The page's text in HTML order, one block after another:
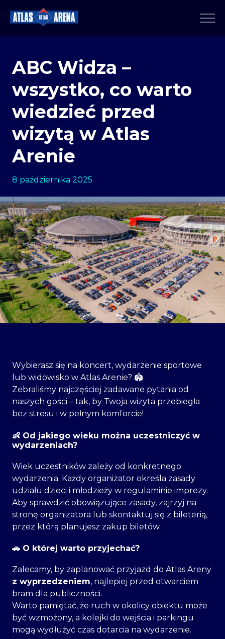
ABC Widza –
wszystko, co warto
wiedzieć przed
wizytą w Atlas
Arenie
8 października 2025
Wybierasz się na koncert, wydarzenie sportowe
lub widowisko w Atlas Arenie? 🏟️
Zebraliśmy najczęściej zadawane pytania od
naszych gości – tak, by Twoja wizyta przebiegła
bez stresu i w pełnym komforcie!
👶 Od jakiego wieku można uczestniczyć w
wydarzeniach?
Wiek uczestników zależy od konkretnego
wydarzenia. Każdy organizator określa zasady
udziału dzieci i młodzieży w regulaminie imprezy.
Aby sprawdzić obowiązujące zasady, zajrzyj na
stronę organizatora lub skontaktuj się z bileterią,
przez którą planujesz zakup biletów.
🚗 O której warto przyjechać?
Zalecamy, by zaplanować przyjazd do Atlas Areny
z wyprzedzeniem, najlepiej przed otwarciem
bram dla publiczności.
Warto pamiętać, że ruch w okolicy obiektu może
być wzmożony, a kolejki do wejścia i parkingu
mogą wydłużyć czas dotarcia na wydarzenie.